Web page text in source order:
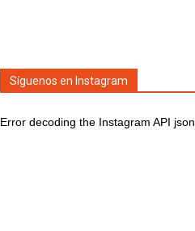
Síguenos en Instagram
Error decoding the Instagram API json